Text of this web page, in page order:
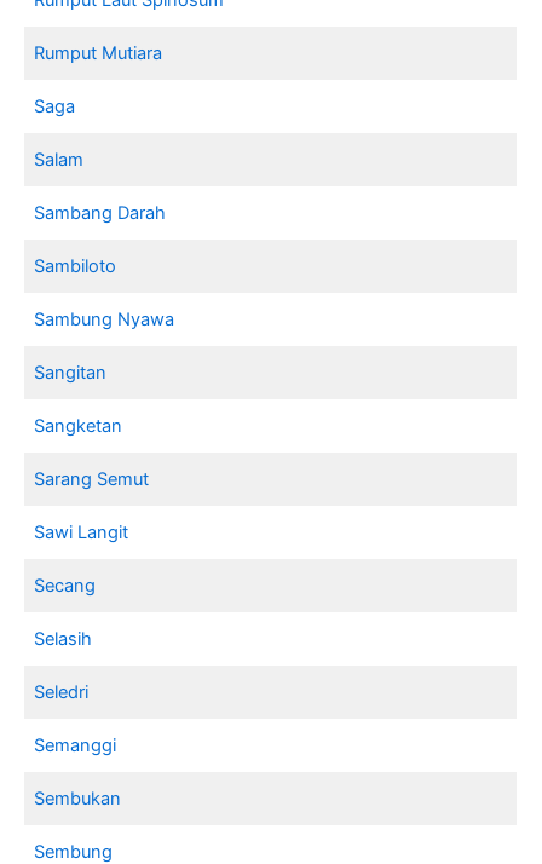
Rumput Mutiara
Saga
Salam
Sambang Darah
Sambiloto
Sambung Nyawa
Sangitan
Sangketan
Sarang Semut
Sawi Langit
Secang
Selasih
Seledri
Semanggi
Sembukan
Sembung